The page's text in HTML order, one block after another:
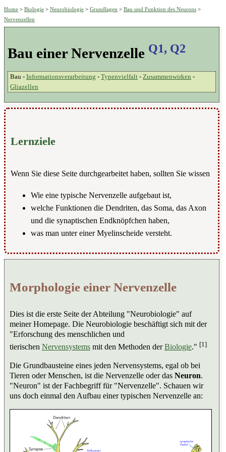
Home > Biologie > Neurobiologie > Grundlagen > Bau und Funktion des Neurons >
Nervenzellen
Bau einer Nervenzelle Q1, Q2
Bau -Informationsverarbeitung -Typenvielfalt -Zusammenwirken -
Gliazellen
Lernziele
Wenn Sie diese Seite durchgearbeitet haben, sollten Sie wissen
Wie eine typische Nervenzelle aufgebaut ist,
welche Funktionen die Dendriten, das Soma, das Axon
und die synaptischen Endknöpfchen haben,
was man unter einer Myelinscheide versteht.
Morphologie einer Nervenzelle
Dies ist die erste Seite der Abteilung "Neurobiologie" auf
meiner Homepage. Die Neurobiologie beschäftigt sich mit der
"Erforschung des menschlichen und
tierischen Nervensystems mit den Methoden derBiologie." [1]
Die Grundbausteine eines jeden Nervensystems, egal ob bei
Tieren oder Menschen, ist die Nervenzelle oder das Neuron.
"Neuron" ist der Fachbegriff für "Nervenzelle". Schauen wir
uns doch einmal den Aufbau einer typischen Nervenzelle an: